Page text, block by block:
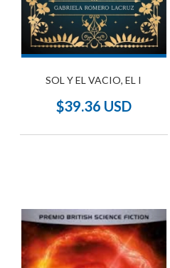
SOL Y EL VACIO, EL I
$39.36 USD